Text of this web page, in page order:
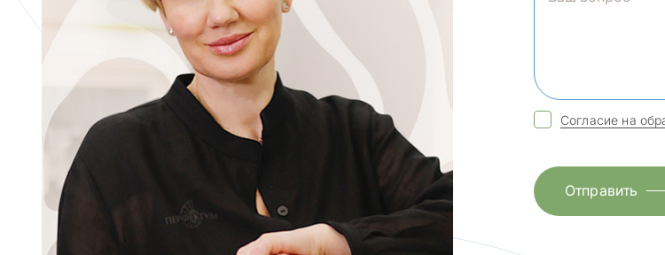
Согласие на
Отправить